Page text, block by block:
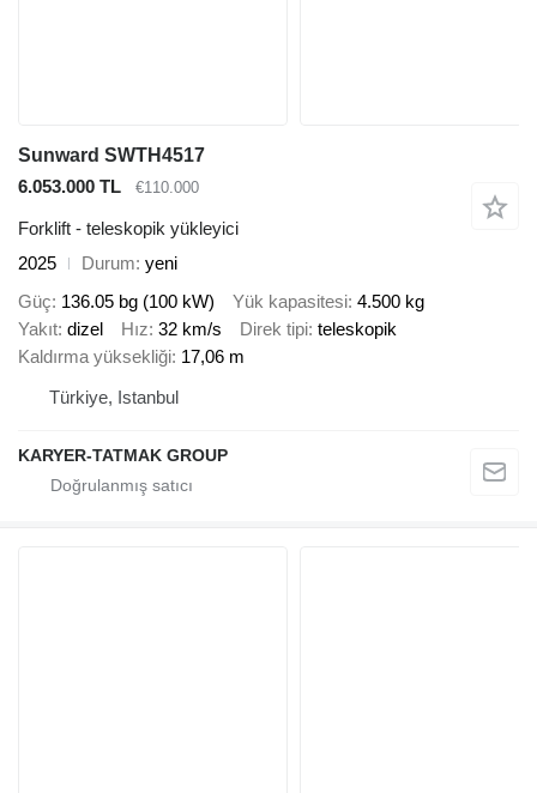
Sunward SWTH4517
6.053.000 TL
€110.000
Forklift - teleskopik yükleyici
2025
Durum yeni
Güç 136.05 bg (100 kW) Yük kapasitesi 4.500 kg
Yakıt dizel Hız 32 km/s Direk tipi teleskopik
Kaldırma yüksekliği 17,06 m
Türkiye, Istanbul
KARYER-TATMAK GROUP